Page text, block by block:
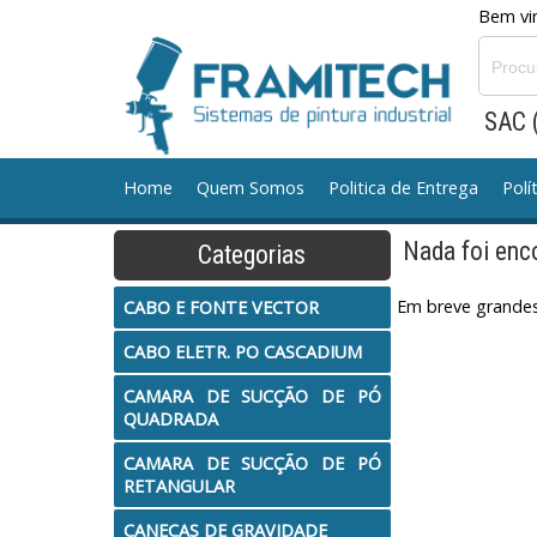
Bem
Home Quem Somos Politica de Entrega
CABO E FONTE VECTOR CABO ELETR. PO
CANECAS DE GRAVIDADE CANECAS DE SUCCAO
CONJ. MANGUEIRA TINTA CONJ. MOTOR A AR
Equipamento Manual TCA MILLENIUM
MANGUEIRA AR
Categorias
CABO E FONTE VECTOR
CABO ELETR. PO CASCADIUM
CAMARA DE SUCÇÃO DE PÓ
QUADRADA
CAMARA DE SUCÇÃO DE PÓ
RETANGULAR
CANECAS DE GRAVIDADE
Nada foi
Em breve